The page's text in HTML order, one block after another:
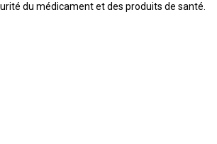
du médicament et des produits de santé.